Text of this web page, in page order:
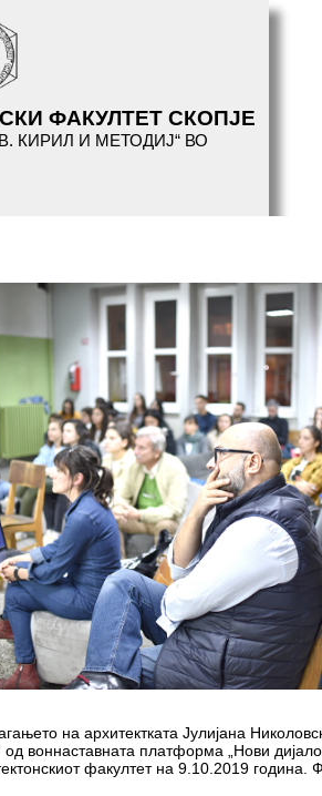
ФАКУЛТЕТ СКОПЈЕ
КИРИЛ И МЕТОДИЈ“ ВО
на архитектката Јулијана
од воннаставната платформа „Нови
факултет на 9.10.2019